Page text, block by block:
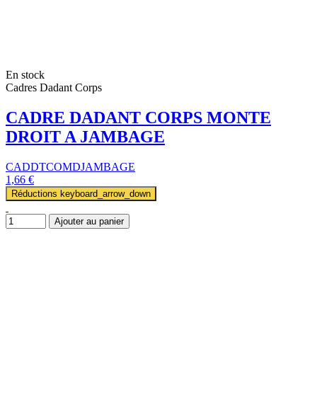
En stock
Cadres Dadant Corps
CADRE DADANT CORPS MONTE
DROIT A JAMBAGE
CADDTCOMDJAMBAGE
1,66 €
Réductions keyboard_arrow_down
Ajouter au panier